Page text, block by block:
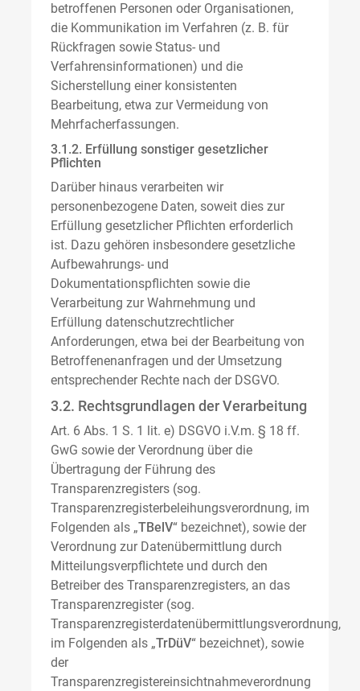
betroffenen Personen oder Organisationen,
die Kommunikation im Verfahren (z. B. für
Rückfragen sowie Status- und
Verfahrensinformationen) und die
Sicherstellung einer konsistenten
Bearbeitung, etwa zur Vermeidung von
Mehrfacherfassungen.
3.1.2. Erfüllung sonstiger gesetzlicher
Pflichten
Darüber hinaus verarbeiten wir
personenbezogene Daten, soweit dies zur
Erfüllung gesetzlicher Pflichten erforderlich
ist. Dazu gehören insbesondere gesetzliche
Aufbewahrungs- und
Dokumentationspflichten sowie die
Verarbeitung zur Wahrnehmung und
Erfüllung datenschutzrechtlicher
Anforderungen, etwa bei der Bearbeitung von
Betroffenenanfragen und der Umsetzung
entsprechender Rechte nach der DSGVO.
3.2. Rechtsgrundlagen der Verarbeitung
Art. 6 Abs. 1 S. 1 lit. e) DSGVO i.V.m. § 18 ff.
GwG sowie der Verordnung über die
Übertragung der Führung des
Transparenzregisters (sog.
Transparenzregisterbeleihungsverordnung, im
Folgenden als „TBelV“ bezeichnet), sowie der
Verordnung zur Datenübermittlung durch
Mitteilungsverpflichtete und durch den
Betreiber des Transparenzregisters, an das
Transparenzregister (sog.
Transparenzregisterdatenübermittlungsverordnung,
im Folgenden als „TrDüV“ bezeichnet), sowie
der
Transparenzregistereinsichtnahmeverordnung